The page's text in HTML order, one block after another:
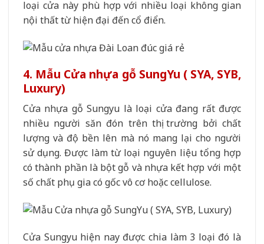
loại cửa này phù hợp với nhiều loại không gian
nội thất từ hiện đại đến cổ điển.
4. Mẫu Cửa nhựa gỗ SungYu ( SYA, SYB,
Luxury)
Cửa nhựa gỗ Sungyu là loại cửa đang rất được
nhiều người săn đón trên thị trường bởi chất
lượng và độ bền lên mà nó mang lại cho người
sử dụng. Được làm từ loại nguyên liệu tổng hợp
có thành phần là bột gỗ và nhựa kết hợp với một
số chất phụ gia có gốc vô cơ hoặc cellulose.
Cửa Sungyu hiện nay được chia làm 3 loại đó là